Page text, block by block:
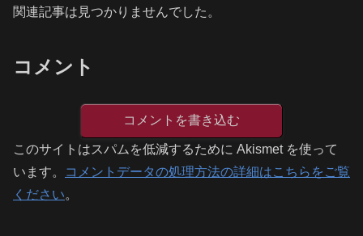
関連記事は見つかりませんでした。
コメント
コメントを書き込む
このサイトはスパムを低減するために Akismet を使って
います。
コメントデータの処理方法の詳細はこちらをご覧
ください。